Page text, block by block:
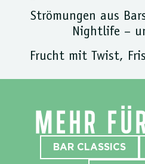
Strömungen aus
Nightlife –
Frucht mit Twist,
MEHR
BAR CLASSICS